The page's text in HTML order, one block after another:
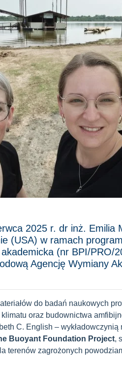
2025 r. dr inż. Emilia
(USA) w ramach
(nr BPI/PRO/
Agencję Wymiany
do badań naukowych
oraz budownictwa
C. English – wykładowczynią
Buoyant Foundation Project,
terenów zagrożonych